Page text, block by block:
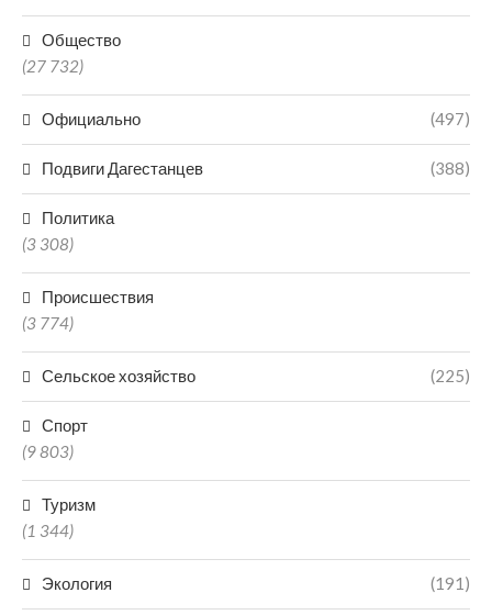
Общество
(27 732)
Официально (497)
Подвиги Дагестанцев (388)
Политика
(3 308)
Происшествия
(3 774)
Сельское хозяйство (225)
Спорт
(9 803)
Туризм
(1 344)
Экология (191)